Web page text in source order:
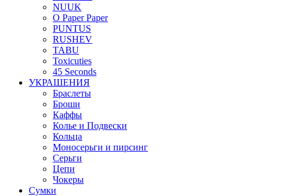
NUUK
O Paper Paper
PUNTUS
RUSHEV
TABU
Toxicuties
45 Seconds
УКРАШЕНИЯ
Браслеты
Броши
Каффы
Колье и Подвески
Кольца
Моносерьги и пирсинг
Серьги
Цепи
Чокеры
Сумки